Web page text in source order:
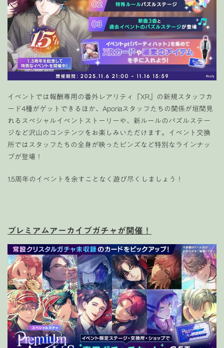
イベントでは報酬専用の番外レアリティ『XR』の新規スタッフカ
ード4種がゲットできるほか、Aporiaスタッフたちの関係が垣間見
れるスペシャルイベントストーリーや、新ルールのパズルステー
ジなど沢山のコンテンツをお楽しみいただけます。イベント交換
所ではスタッフたちの全身が映ったピンズなど特別なラインナッ
プが登場！
1.5周年のイベントを余すことなく遊び尽くしましょう！
プレミアムアーカイブガチャが開催！